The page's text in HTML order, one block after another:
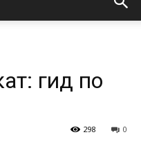
гид по
0
298